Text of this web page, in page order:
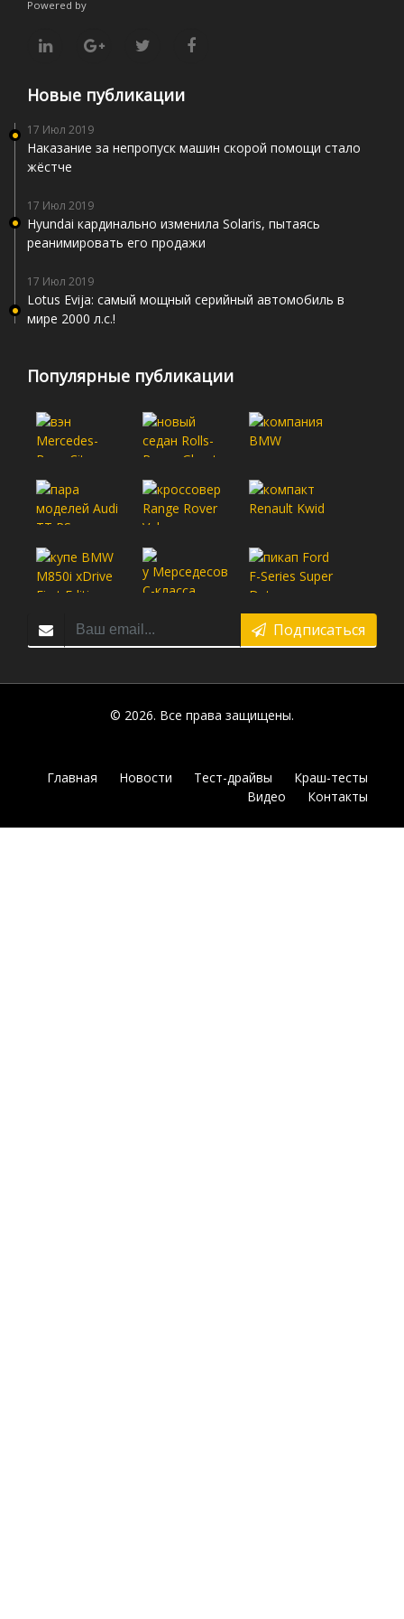
Powered by
Новые публикации
17 Июл 2019
Наказание за непропуск машин скорой помощи стало
жёстче
17 Июл 2019
Hyundai кардинально изменила Solaris, пытаясь
реанимировать его продажи
17 Июл 2019
Lotus Evija: самый мощный серийный автомобиль в
мире 2000 л.с.!
Популярные публикации
Подписаться
© 2026. Все права защищены.
Главная Новости Тест-драйвы
Краш-тесты
Видео
Контакты